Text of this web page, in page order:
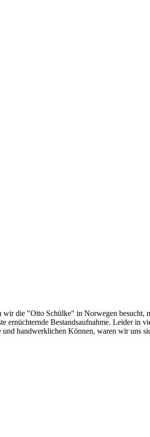
wir die "Otto Schülke" in Norwegen besucht,
ernüchternde Bestandsaufnahme. Leider in
handwerklichen Können, waren wir uns